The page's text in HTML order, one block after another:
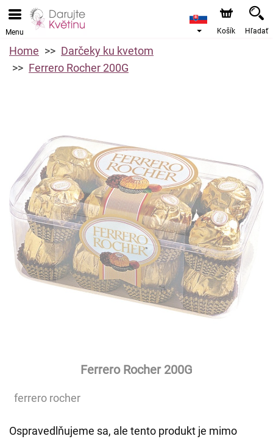
Menu Košík Hľadať
Home
Darčeky ku kvetom
Ferrero Rocher 200G
Ferrero Rocher 200G
ferrero rocher
Ospravedlňujeme sa, ale tento produkt je mimo